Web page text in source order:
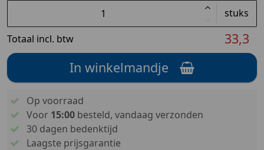
stuks
Totaal incl. btw
33,3
In winkelmandje
Op voorraad
Voor 15:00besteld, vandaag verzonden
30 dagen bedenktijd
Laagste prijsgarantie